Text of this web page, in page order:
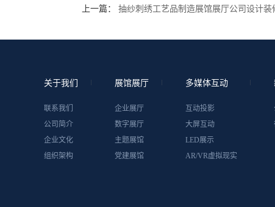
上一篇： 抽纱刺绣工艺品制造展馆展厅公司设计装
关于我们
联系我们
公司简介
企业文化
组织架构
展馆展厅
企业展厅
数字展厅
主题展馆
党建展馆
多媒体互动
互动投影
大屏互动
LED展示
AR/VR虚拟现实